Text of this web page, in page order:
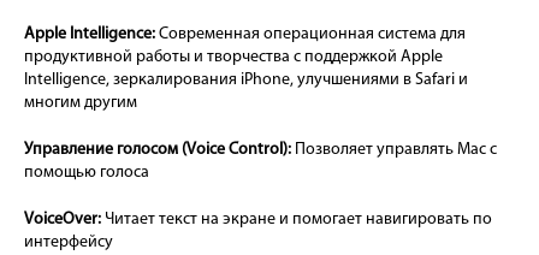
Apple Intelligence: Современная операционная система для
продуктивной работы и творчества с поддержкой Apple
Intelligence, зеркалирования iPhone, улучшениями в Safari и
многим другим
Управление голосом (Voice Control): Позволяет управлять Mac с
помощью голоса
VoiceOver: Читает текст на экране и помогает навигировать по
интерфейсу